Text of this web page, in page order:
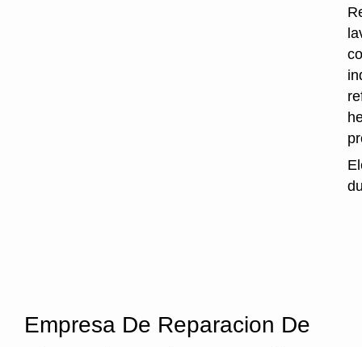
Empresa De Reparacion De